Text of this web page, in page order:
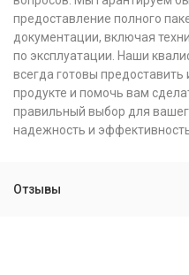
предоставление полного
документации, включая
по эксплуатации. Наши
всегда готовы
продукте и помочь вам
правильный выбор для
надежность и
Отзывы